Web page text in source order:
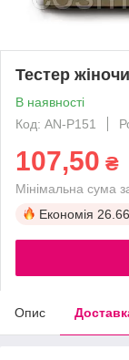
Тестер
В наявності
Код: AN-P151
107,50 ₴
Мінімальна сума
Економія
Опис